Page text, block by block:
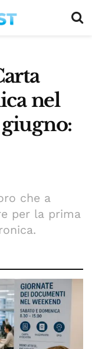
nel
che a
per la prima